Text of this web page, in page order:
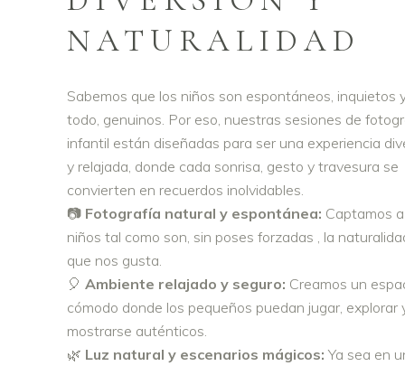
NATURALIDAD
Sabemos que los niños son espontáneos, inquietos
todo, genuinos. Por eso, nuestras sesiones de
infantil están diseñadas para ser una experiencia
y relajada, donde cada sonrisa, gesto y travesura se
convierten en recuerdos inolvidables.
📷 Fotografía natural y espontánea: Captamos
niños tal como son, sin poses forzadas , la
que nos gusta.
🎈 Ambiente relajado y seguro: Creamos un
cómodo donde los pequeños puedan jugar, explorar
mostrarse auténticos.
🌿 Luz natural y escenarios mágicos: Ya sea en